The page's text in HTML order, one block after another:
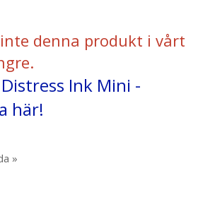
denna produkt i vårt
Ink Mini -
här!
»